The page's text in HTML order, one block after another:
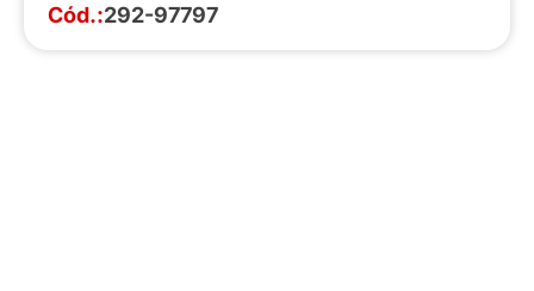
Cód.:292-97797